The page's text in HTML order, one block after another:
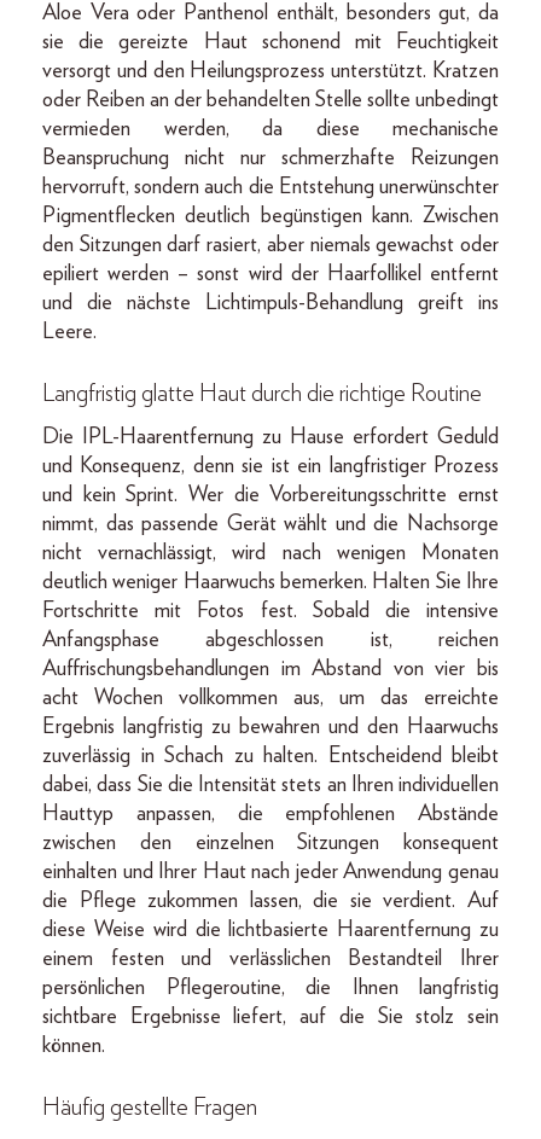
Aloe Vera oder Panthenol enthält, besonders gut, da
sie die gereizte Haut schonend mit Feuchtigkeit
versorgt und den Heilungsprozess unterstützt. Kratzen
oder Reiben an der behandelten Stelle sollte unbedingt
vermieden werden, da diese mechanische
Beanspruchung nicht nur schmerzhafte Reizungen
hervorruft, sondern auch die Entstehung unerwünschter
Pigmentflecken deutlich begünstigen kann. Zwischen
den Sitzungen darf rasiert, aber niemals gewachst oder
epiliert werden – sonst wird der Haarfollikel entfernt
und die nächste Lichtimpuls-Behandlung greift ins
Leere.
Langfristig glatte Haut durch die richtige Routine
Die IPL-Haarentfernung zu Hause erfordert Geduld
und Konsequenz, denn sie ist ein langfristiger Prozess
und kein Sprint. Wer die Vorbereitungsschritte ernst
nimmt, das passende Gerät wählt und die Nachsorge
nicht vernachlässigt, wird nach wenigen Monaten
deutlich weniger Haarwuchs bemerken. Halten Sie Ihre
Fortschritte mit Fotos fest. Sobald die intensive
Anfangsphase abgeschlossen ist, reichen
Auffrischungsbehandlungen im Abstand von vier bis
acht Wochen vollkommen aus, um das erreichte
Ergebnis langfristig zu bewahren und den Haarwuchs
zuverlässig in Schach zu halten. Entscheidend bleibt
dabei, dass Sie die Intensität stets an Ihren individuellen
Hauttyp anpassen, die empfohlenen Abstände
zwischen den einzelnen Sitzungen konsequent
einhalten und Ihrer Haut nach jeder Anwendung genau
die Pflege zukommen lassen, die sie verdient. Auf
diese Weise wird die lichtbasierte Haarentfernung zu
einem festen und verlässlichen Bestandteil Ihrer
persönlichen Pflegeroutine, die Ihnen langfristig
sichtbare Ergebnisse liefert, auf die Sie stolz sein
können.
Häufig gestellte Fragen